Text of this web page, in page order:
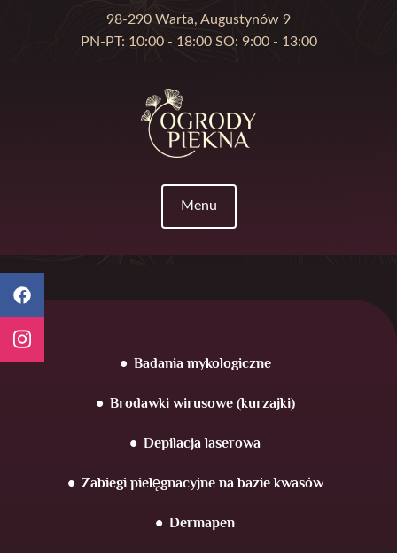
98-290 Warta, Augustynów 9
PN-PT: 10:00 - 18:00 SO: 9:00 - 13:00
Menu
Badania mykologiczne
Brodawki wirusowe (kurzajki)
Depilacja laserowa
Zabiegi pielęgnacyjne na bazie kwasów
Dermapen